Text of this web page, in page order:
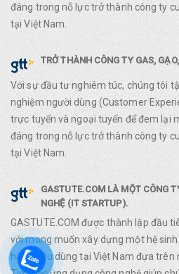
đáng trong nỗ lực trở thành công ty
tại Việt Nam.
TRỞ THÀNH CÔNG TY GAS,
Với sự đầu tư nghiêm túc, chúng tôi
nghiệm người dùng (Customer
trực tuyến và ngoại tuyến để đem lại
đáng trong nỗ lực trở thành công ty
tại Việt Nam.
GASTUTE.COM LÀ MỘT CÔNG
NGHỆ (IT STARTUP).
GASTUTE.COM được thành lập đầu
với mong muốn xây dựng một hệ sinh
hàng tiêu dùng tại Việt Nam đựa trên